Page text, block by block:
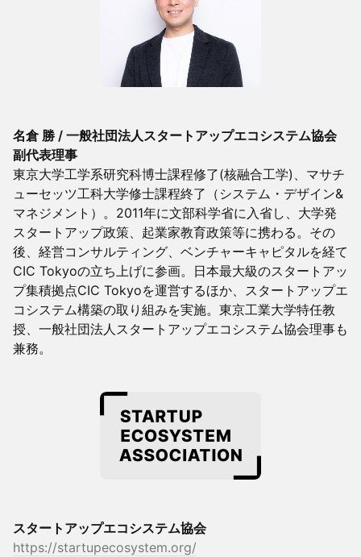
名倉 勝 / 一般社団法人スタートアップエコシステム協会
副代表理事
東京大学工学系研究科博士課程修了(核融合工学)、マサチ
ューセッツ工科大学修士課程終了（システム・デザイン&
マネジメント）。2011年に文部科学省に入省し、大学発
スタートアップ政策、起業家教育政策等に携わる。その
後、経営コンサルティング、ベンチャーキャピタルを経て
CIC Tokyoの立ち上げに参画。日本最大級のスタートアッ
プ集積拠点CIC Tokyoを運営するほか、スタートアップエ
コシステム構築の取り組みを実施。東京工業大学特任教
授、一般社団法人スタートアップエコシステム協会理事も
兼務。
スタートアップエコシステム協会
https://startupecosystem.org/